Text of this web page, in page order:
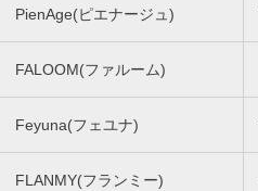
PienAge(ピエナージュ)
FALOOM(ファルーム)
Feyuna(フェユナ)
FLANMY(フランミー)